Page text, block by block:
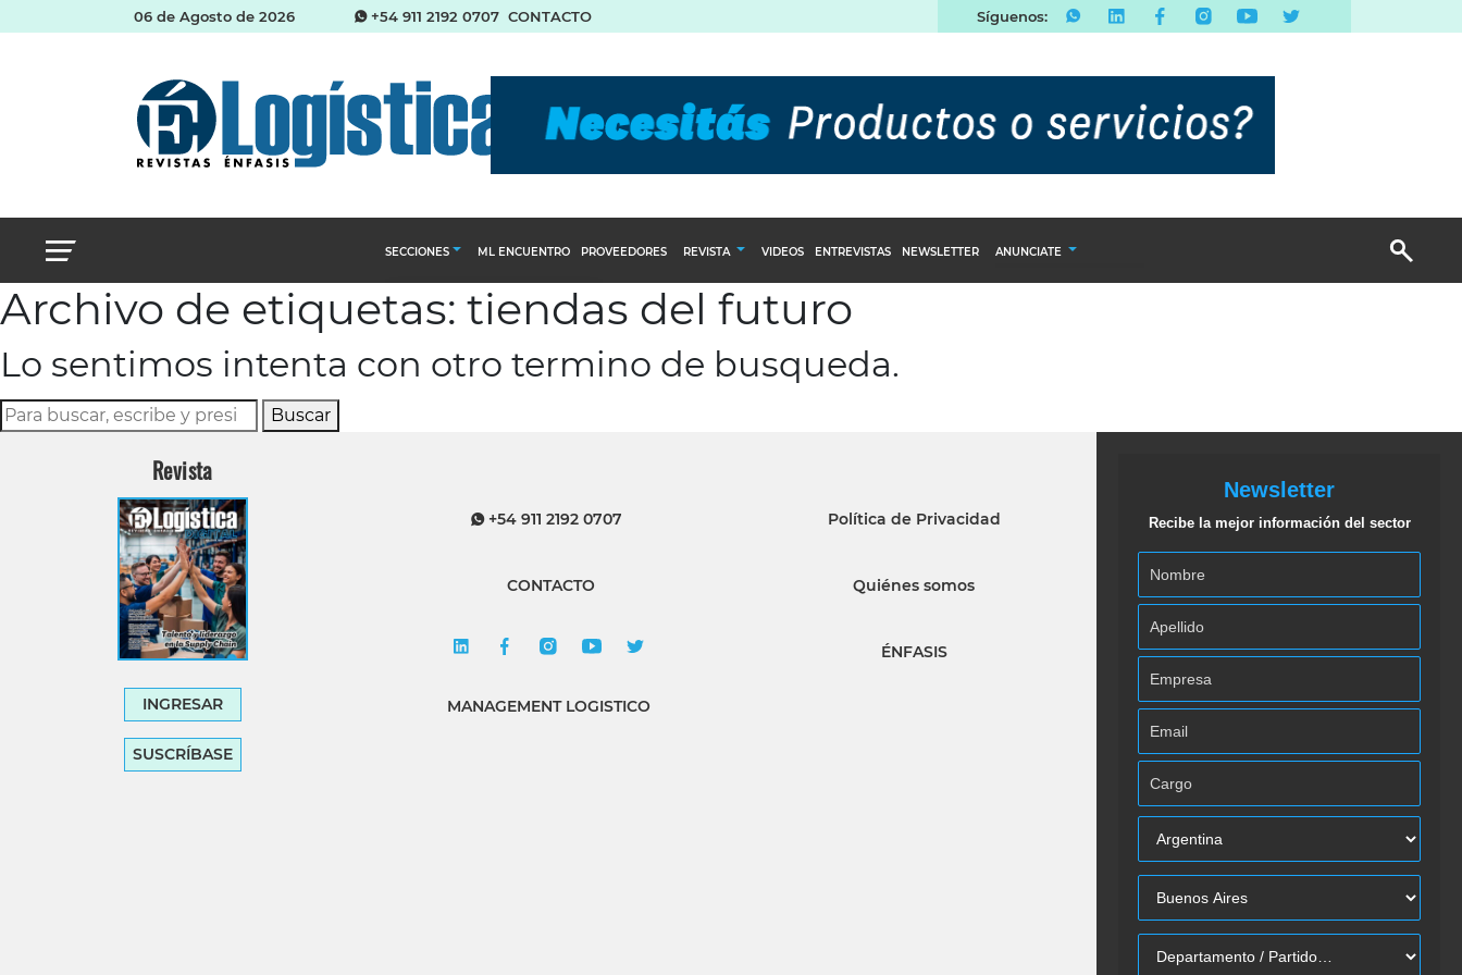
06 de Agosto de 2026 +54 911 2192 0707 CONTACTO Síguenos:
SECCIONES
Abastecimiento y compras
Almacenes e inventarios
ML ENCUENTRO PROVEEDORES REVISTA
Calendario Editorial
Ediciones Anteriores
VIDEOS ENTREVISTAS NEWSLETTER ANUNCIATE
Archivo de etiquetas: tiendas del futuro
Lo sentimos intenta con otro termino de busqueda.
Buscar
Revista
INGRESAR
SUSCRÍBASE
+54 911 2192 0707
CONTACTO
MANAGEMENT LOGISTICO
Política de Privacidad
Quiénes somos
ÉNFASIS
Newsletter
Recibe la mejor información del sector